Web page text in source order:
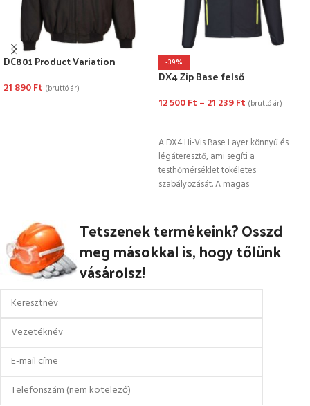
DC801 Product Variation
21 890Ft (bruttó ár)
-39%
DX4 Zip Base felső
12 500Ft – 21 239Ft (bruttó ár)
A DX4 Hi-Vis Base Layer könnyű és
légáteresztő, ami segíti a
testhőmérséklet tökéletes
szabályozását. A magas
Tetszenek termékeink? Osszd
meg másokkal is, hogy tőlünk
vásárolsz!